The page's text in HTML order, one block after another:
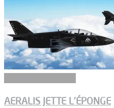
AERALIS JETTE L’ÉPONGE